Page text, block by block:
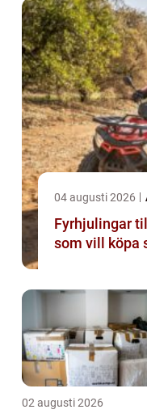
04 augusti 2026
Fyrhjulingar till salu en
som vill köpa
02 augusti 2026